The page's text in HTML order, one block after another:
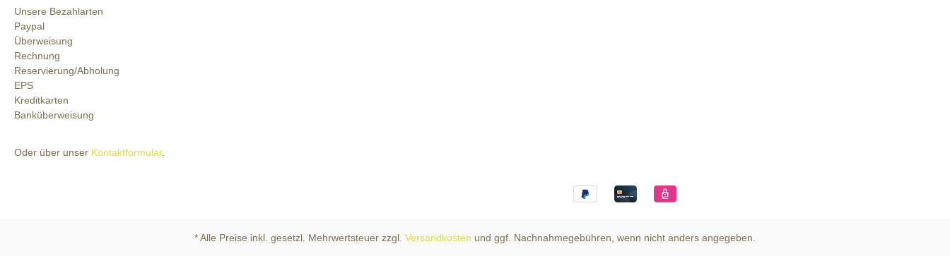
Unsere Bezahlarten
Paypal
Überweisung
Rechnung
Reservierung/Abholung
EPS
Kreditkarten
Banküberweisung
Oder über unser Kontaktformular.
* Alle Preise inkl. gesetzl. Mehrwertsteuer zzgl. Versandkosten und ggf. Nachnahmegebühren, wenn nicht anders angegeben.